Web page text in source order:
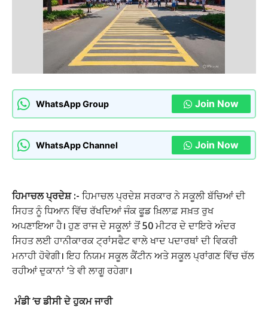
WhatsApp Group Join Now
WhatsApp Channel Join Now
ਹਿਮਾਚਲ ਪ੍ਰਦੇਸ਼ :- ਹਿਮਾਚਲ ਪ੍ਰਦੇਸ਼ ਸਰਕਾਰ ਨੇ ਸਕੂਲੀ ਬੱਚਿਆਂ ਦੀ
ਸਿਹਤ ਨੂੰ ਧਿਆਨ ਵਿੱਚ ਰੱਖਦਿਆਂ ਜੰਕ ਫੂਡ ਖ਼ਿਲਾਫ਼ ਸਖ਼ਤ ਰੁਖ
ਅਪਣਾਇਆ ਹੈ। ਹੁਣ ਰਾਜ ਦੇ ਸਕੂਲਾਂ ਤੋਂ 50 ਮੀਟਰ ਦੇ ਦਾਇਰੇ ਅੰਦਰ
ਸਿਹਤ ਲਈ ਹਾਨੀਕਾਰਕ ਟ੍ਰਾਂਸਫੈਟ ਵਾਲੇ ਖਾਦ ਪਦਾਰਥਾਂ ਦੀ ਵਿਕਰੀ
ਮਨਾਹੀ ਹੋਵੇਗੀ। ਇਹ ਨਿਯਮ ਸਕੂਲ ਕੈਂਟੀਨ ਅਤੇ ਸਕੂਲ ਪ੍ਰਾਂਗਣ ਵਿੱਚ ਚੱਲ
ਰਹੀਆਂ ਦੁਕਾਨਾਂ ‘ਤੇ ਵੀ ਲਾਗੂ ਰਹੇਗਾ।
ਮੰਡੀ ‘ਚ ਡੀਸੀ ਦੇ ਹੁਕਮ ਜਾਰੀ